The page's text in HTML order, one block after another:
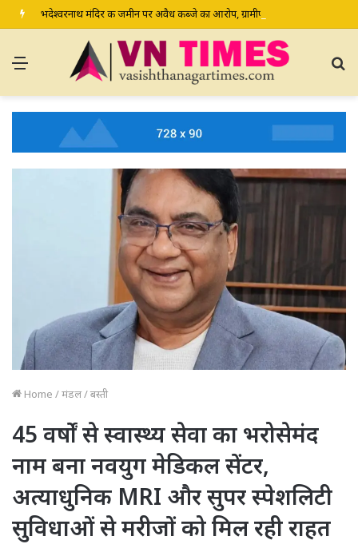
Menu
Home /मंडल/बस्ती
45 वर्षों से स्वास्थ्य सेवा का भरोसेमंद
नाम बना नवयुग मेडिकल सेंटर,
अत्याधुनिक MRI और सुपर स्पेशलिटी
सुविधाओं से मरीजों को मिल रही राहत